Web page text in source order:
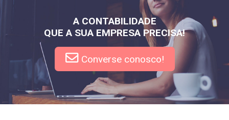
A CONTABILIDADE
QUE A SUA EMPRESA PRECISA!
Converse conosco!